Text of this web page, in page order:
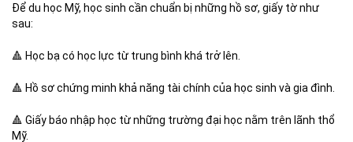
Để du học Mỹ, học sinh cần chuẩn bị những hồ sơ, giấy tờ như
sau:
🔺 Học bạ có học lực từ trung bình khá trở lên.
🔺 Hồ sơ chứng minh khả năng tài chính của học sinh và gia đình.
🔺 Giấy báo nhập học từ những trường đại học nằm trên lãnh thổ
Mỹ.